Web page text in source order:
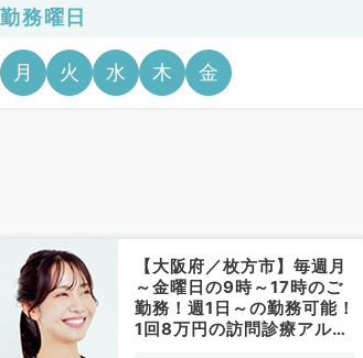
勤務曜日
月 火 水 木 金
【大阪府／枚方市】毎週月
～金曜日の9時～17時のご
勤務！週1日～の勤務可能！
1回8万円の訪問診療アルバ